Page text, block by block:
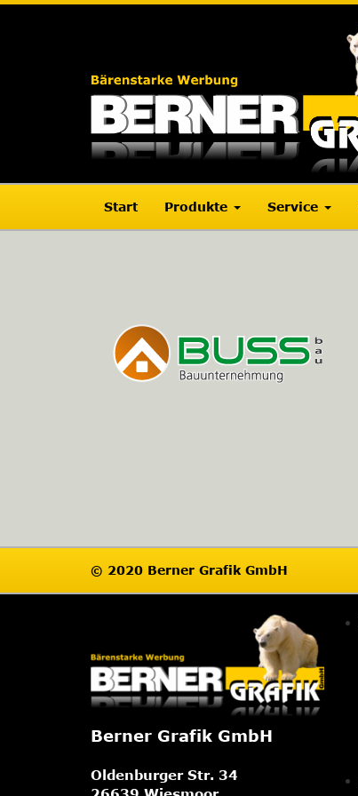
Start Produkte Service
© 2020 Berner Grafik GmbH
Berner Grafik GmbH
Oldenburger Str. 34